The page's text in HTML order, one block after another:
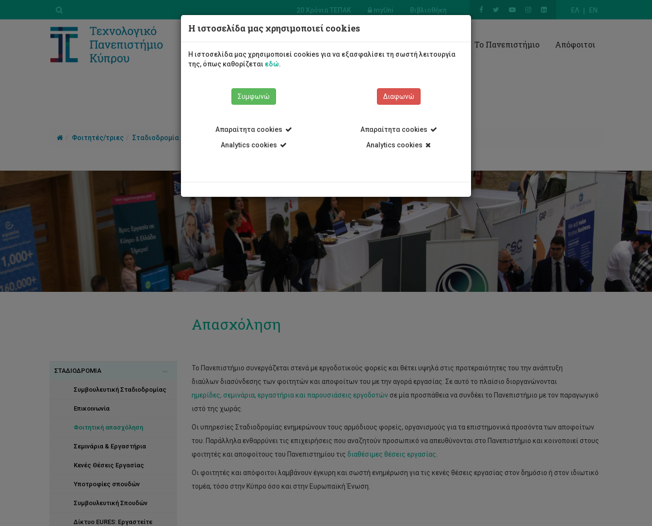
ΕΛ EN
20 Χρόνια ΤΕΠΑΚ myUni Βιβλιοθήκη
Φοιτητές/τριες Σπουδές Έρευνα Το Πανεπιστήμιο Απόφοιτοι
Φοιτητές/τριες Σταδιοδρομία
ΣΤΑΔΙΟΔΡΟΜΙΑ
Συμβουλευτική Σταδιοδρομίας
Επικοινωνία
Φοιτητική απασχόληση
Σεμινάρια & Εργαστήρια
Κενές Θέσεις Εργασίας
Υποτροφίες σπουδών
Συμβουλευτική Σπουδών
Δίκτυο EURES: Εργαστείτε
Απασχόληση
Το Πανεπιστήμιο συνεργάζεται στενά με εργοδοτικούς φορείς και θέτει υψηλά στις προτεραιότητες του την ανάπτυξη
διαύλων διασύνδεσης των φοιτητών και αποφοίτων του με την αγορά εργασίας. Σε αυτό το πλαίσιο διοργανώνονται
ημερίδες, σεμινάρια, εργαστήρια και παρουσιάσεις εργοδοτώνσε μία προσπάθεια να συνδέει το Πανεπιστήμιο με τον παραγωγικό
ιστό της χωράς.
Οι υπηρεσίες Σταδιοδρομίας ενημερώνουν τους αρμόδιους φορείς, οργανισμούς για τα επιστημονικά προσόντα των αποφοίτων
του. Παράλληλα ενθαρρύνει τις επιχειρήσεις που αναζητούν προσωπικό να απευθύνονται στο Πανεπιστήμιο και κοινοποιεί στους
φοιτητές και αποφοίτους του Πανεπιστημίου τις διαθέσιμες θέσεις εργασίας
Οι φοιτητές και απόφοιτοι λαμβάνουν έγκυρη και σωστή ενημέρωση για τις κενές θέσεις εργασίας στον δημόσιο ή στον ιδιωτικό
τομέα, τόσο στην Κύπρο όσο και στην Ευρωπαϊκή Ένωση.
Η ιστοσελίδα μας χρησιμοποιεί cookies
Η ιστοσελίδα μας χρησιμοποιεί cookies για να εξασφαλίσει τη σωστή λειτουργία
της, όπως καθορίζεται εδώ.
Συμφωνώ
Απαραίτητα cookies
Analytics cookies
Διαφωνώ
Απαραίτητα cookies
Analytics cookies